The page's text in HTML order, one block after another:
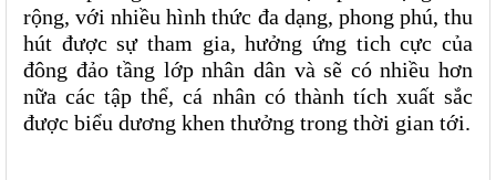
rộng, với nhiều hình thức đa dạng, phong phú, thu
hút được sự tham gia, hưởng ứng tich cực của
đông đảo tầng lớp nhân dân và sẽ có nhiều hơn
nữa các tập thể, cá nhân có thành tích xuất sắc
được biểu dương khen thưởng trong thời gian tới.